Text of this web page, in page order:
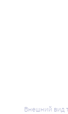
Внешний вид